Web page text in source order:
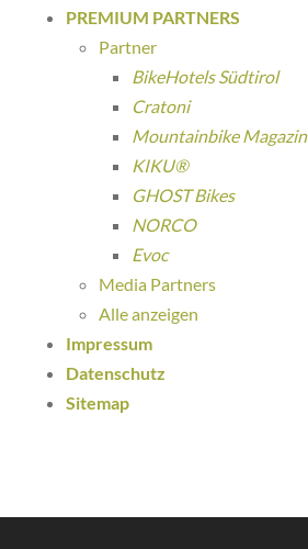
PREMIUM PARTNERS
Partner
BikeHotels Südtirol
Cratoni
Mountainbike Magazin
KIKU®
GHOST Bikes
NORCO
Evoc
Media Partners
Alle anzeigen
Impressum
Datenschutz
Sitemap